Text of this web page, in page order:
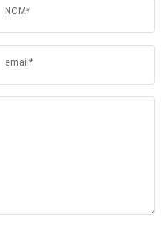
NOM*
email*